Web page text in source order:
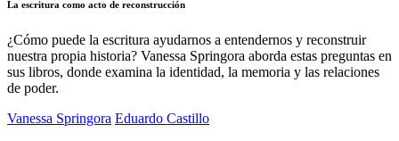
La escritura como acto de reconstrucción
¿Cómo puede la escritura ayudarnos a entendernos y reconstruir
nuestra propia historia? Vanessa Springora aborda estas preguntas en
sus libros, donde examina la identidad, la memoria y las relaciones
de poder.
Vanessa Springora Eduardo Castillo